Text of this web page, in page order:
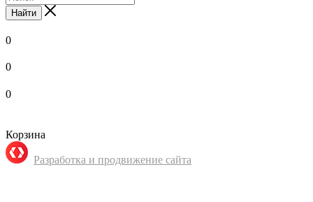
Найти
0
0
0
Корзина
Разработка и продвижение сайта